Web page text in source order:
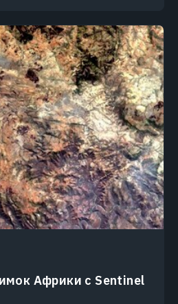
Африки с Sentinel